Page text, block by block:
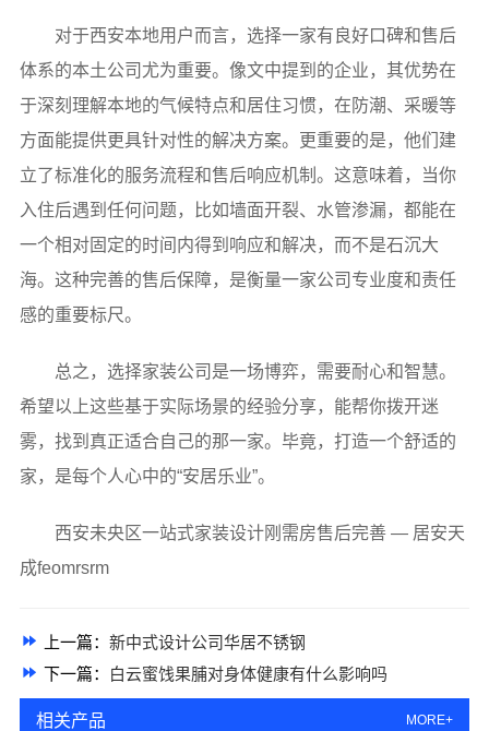
对于西安本地用户而言，选择一家有良好口碑和售后
体系的本土公司尤为重要。像文中提到的企业，其优势在
于深刻理解本地的气候特点和居住习惯，在防潮、采暖等
方面能提供更具针对性的解决方案。更重要的是，他们建
立了标准化的服务流程和售后响应机制。这意味着，当你
入住后遇到任何问题，比如墙面开裂、水管渗漏，都能在
一个相对固定的时间内得到响应和解决，而不是石沉大
海。这种完善的售后保障，是衡量一家公司专业度和责任
感的重要标尺。
总之，选择家装公司是一场博弈，需要耐心和智慧。
希望以上这些基于实际场景的经验分享，能帮你拨开迷
雾，找到真正适合自己的那一家。毕竟，打造一个舒适的
家，是每个人心中的“安居乐业”。
西安未央区一站式家装设计刚需房售后完善 — 居安天
成feomrsrm
上一篇： 新中式设计公司华居不锈钢
下一篇：
白云蜜饯果脯对身体健康有什么影响吗
相关产品 MORE+